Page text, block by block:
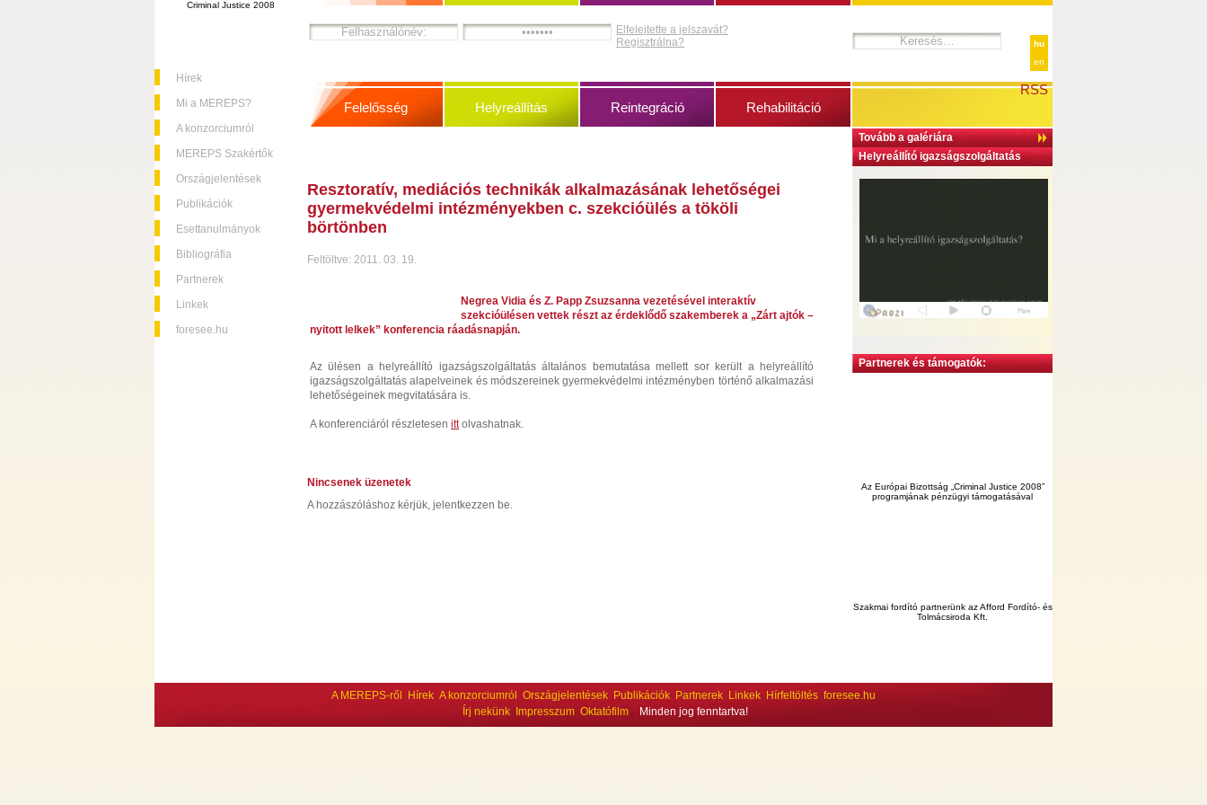
Criminal Justice 2008
Hírek
Mi a MEREPS?
A konzorciumról
MEREPS Szakértők
Országjelentések
Publikációk
Esettanulmányok
Bibliográfia
Partnerek
Linkek
foresee.hu
hu
en
RSS
Tovább a galériára
Helyreállító igazságszolgáltatás
Partnerek és támogatók:
Az Európai Bizottság „Criminal Justice 2008”
programjának pénzügyi támogatásával
Szakmai fordító partnerünk az Afford Fordító- és
Tolmácsiroda Kft.
Elfelejtette a jelszavát?
Regisztrálna?
Felelősség Helyreállítás Reintegráció Rehabilitáció
Resztoratív, mediációs technikák alkalmazásának lehetőségei
gyermekvédelmi intézményekben c. szekcióülés a tököli
börtönben
Feltöltve: 2011. 03. 19.
Negrea Vidia és Z. Papp Zsuzsanna vezetésével interaktív
szekcióülésen vettek részt az érdeklődő szakemberek a „Zárt ajtók –
nyitott lelkek” konferencia ráadásnapján.
Az ülésen a helyreállító igazságszolgáltatás általános bemutatása mellett sor került a helyreállító
igazságszolgáltatás alapelveinek és módszereinek gyermekvédelmi intézményben történő alkalmazási
lehetőségeinek megvitatására is.
A konferenciáról részletesen ittolvashatnak.
Nincsenek üzenetek
A hozzászóláshoz kérjük, jelentkezzen be.
A MEREPS-ről Hírek A konzorciumról Országjelentések Publikációk Partnerek Linkek Hírfeltöltés foresee.hu
Írj nekünk
Impresszum Oktatófilm Minden jog fenntartva!